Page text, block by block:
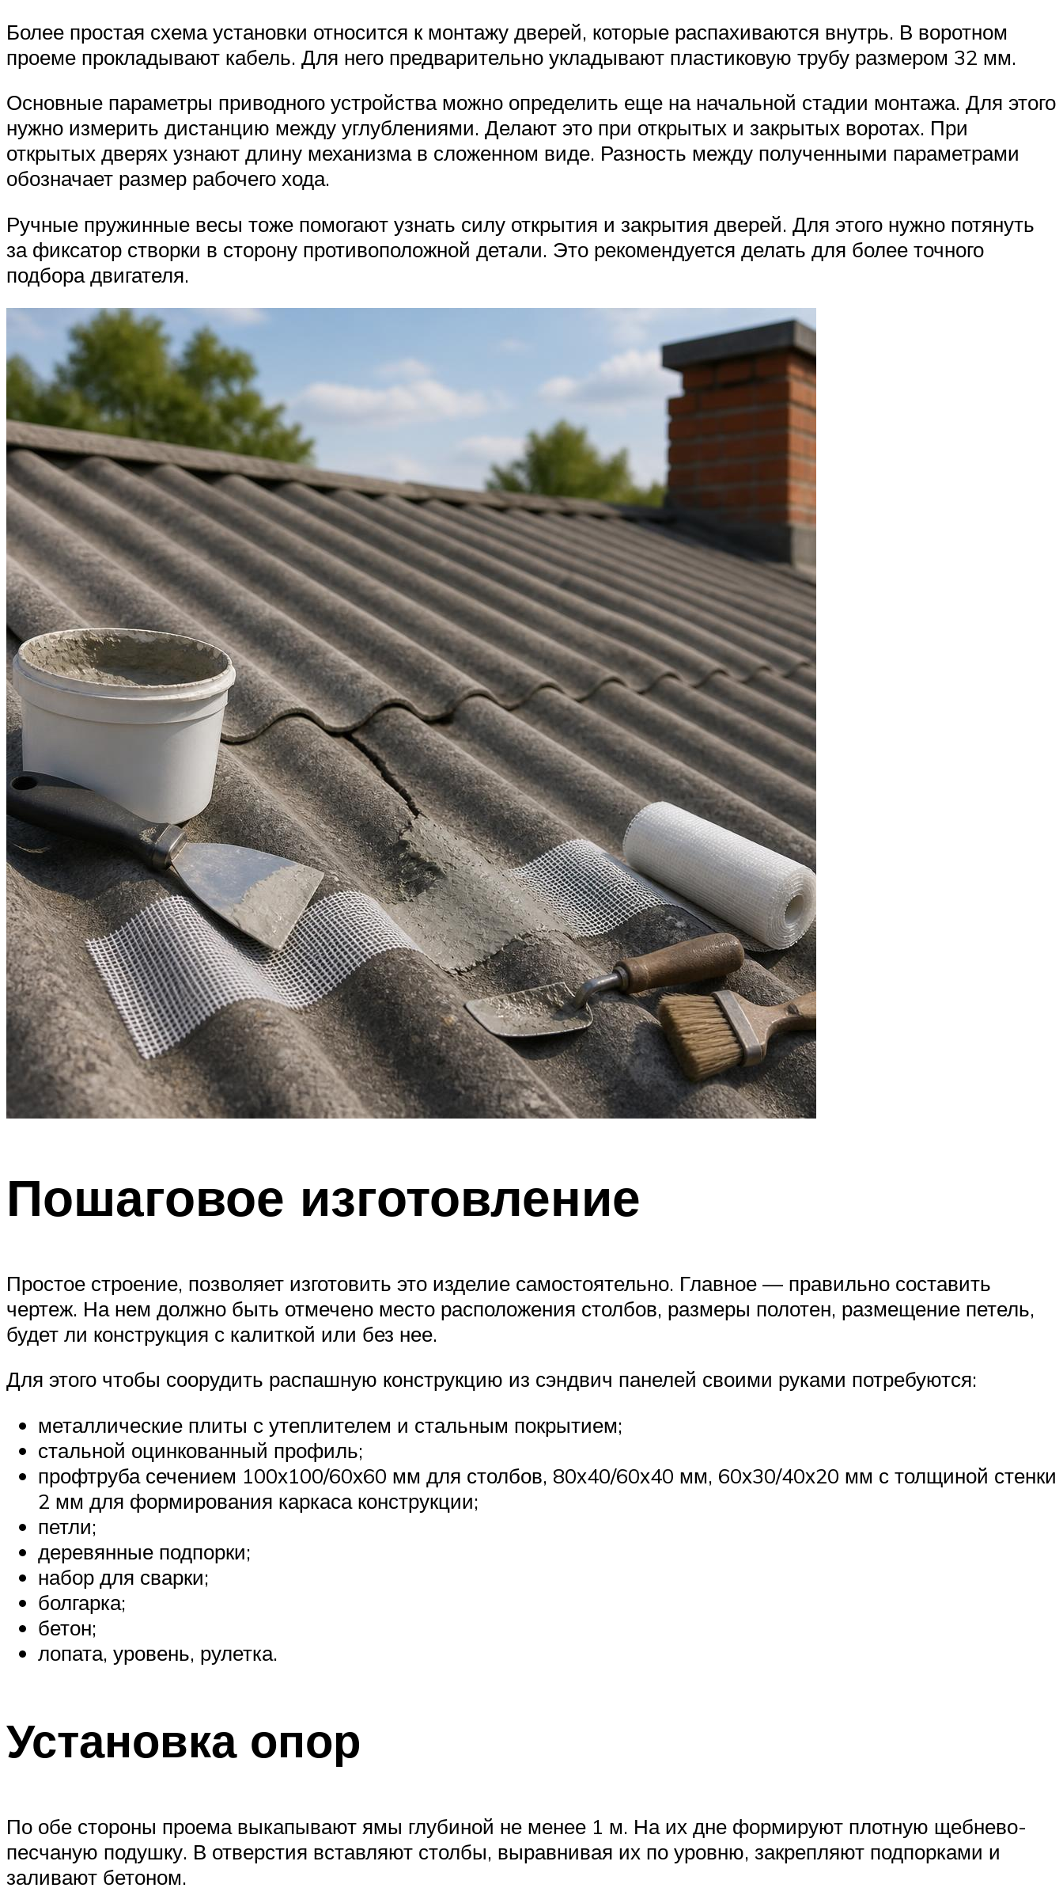
Более простая схема установки относится к монтажу дверей, которые распахиваются внутрь. В воротном
проеме прокладывают кабель. Для него предварительно укладывают пластиковую трубу размером 32 мм.
Основные параметры приводного устройства можно определить еще на начальной стадии монтажа. Для этого
нужно измерить дистанцию между углублениями. Делают это при открытых и закрытых воротах. При
открытых дверях узнают длину механизма в сложенном виде. Разность между полученными параметрами
обозначает размер рабочего хода.
Ручные пружинные весы тоже помогают узнать силу открытия и закрытия дверей. Для этого нужно потянуть
за фиксатор створки в сторону противоположной детали. Это рекомендуется делать для более точного
подбора двигателя.
Пошаговое изготовление
Простое строение, позволяет изготовить это изделие самостоятельно. Главное — правильно составить
чертеж. На нем должно быть отмечено место расположения столбов, размеры полотен, размещение петель,
будет ли конструкция с калиткой или без нее.
Для этого чтобы соорудить распашную конструкцию из сэндвич панелей своими руками потребуются:
металлические плиты с утеплителем и стальным покрытием;
стальной оцинкованный профиль;
профтруба сечением 100х100/60х60 мм для столбов, 80х40/60х40 мм, 60х30/40х20 мм с толщиной стенки
2 мм для формирования каркаса конструкции;
петли;
деревянные подпорки;
набор для сварки;
болгарка;
бетон;
лопата, уровень, рулетка.
Установка опор
По обе стороны проема выкапывают ямы глубиной не менее 1 м. На их дне формируют плотную щебнево-
песчаную подушку. В отверстия вставляют столбы, выравнивая их по уровню, закрепляют подпорками и
заливают бетоном.